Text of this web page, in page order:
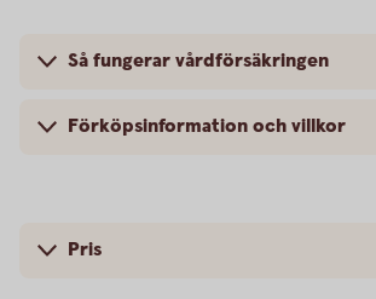
Så fungerar vårdförsäkringen
Förköpsinformation och villkor
Pris